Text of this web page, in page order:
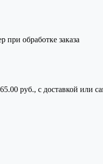
при обработке заказа
руб., с доставкой или